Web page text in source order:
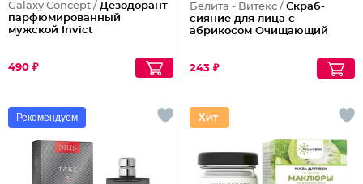
Galaxy Concept / Дезодорант
парфюмированный
мужской Invict
490 ₽
Белита - Витекс / Скраб-
сияние для лица с
абрикосом Очищающий
243 ₽
Рекомендуем